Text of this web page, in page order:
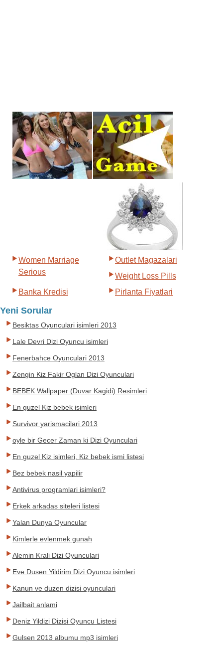
Women Marriage
Serious
Outlet Magazalari
Weight Loss Pills
Banka Kredisi
Pirlanta Fiyatlari
Yeni Sorular
Besiktas Oyunculari isimleri 2013
Lale Devri Dizi Oyuncu isimleri
Fenerbahce Oyunculari 2013
Zengin Kiz Fakir Oglan Dizi Oyunculari
BEBEK Wallpaper (Duvar Kagidi) Resimleri
En guzel Kiz bebek isimleri
Survivor yarismacilari 2013
oyle bir Gecer Zaman ki Dizi Oyunculari
En guzel Kiz isimleri, Kiz bebek ismi listesi
Bez bebek nasil yapilir
Antivirus programlari isimleri?
Erkek arkadas siteleri listesi
Yalan Dunya Oyuncular
Kimlerle evlenmek gunah
Alemin Krali Dizi Oyunculari
Eve Dusen Yildirim Dizi Oyuncu isimleri
Kanun ve duzen dizisi oyunculari
Jailbait anlami
Deniz Yildizi Dizisi Oyuncu Listesi
Gulsen 2013 albumu mp3 isimleri